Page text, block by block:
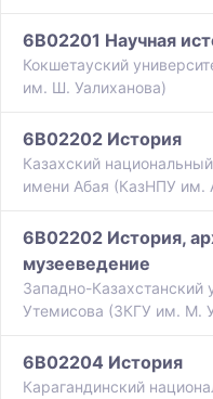
6B02201 Научная
Кокшетауский
им. Ш. Уалиханова)
6B02202 История
Казахский
имени Абая (КазНПУ им.
6B02202 История,
музееведение
Западно-Казахстанский
Утемисова (ЗКГУ им. М.
6B02204 История
Карагандинский